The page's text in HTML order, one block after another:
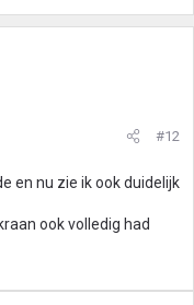
#12
en nu zie ik ook duidelijk
ook volledig had